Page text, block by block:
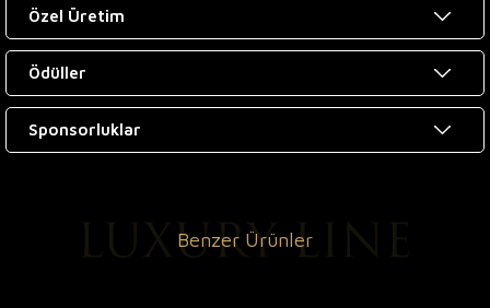
Özel Üretim
Ödüller
Sponsorluklar
Benzer Ürünler